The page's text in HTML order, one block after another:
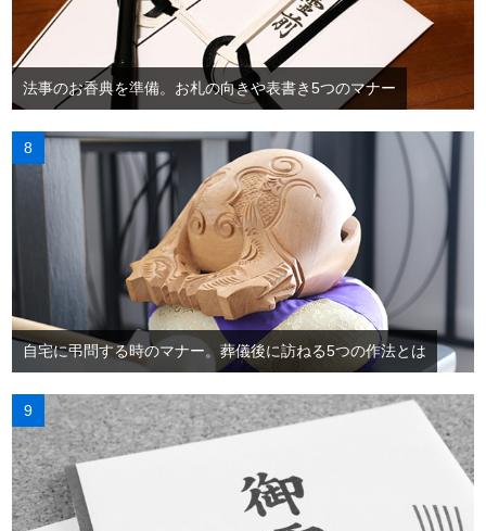
法事のお香典を準備。お札の向きや表書き5つのマナー
自宅に弔問する時のマナー。葬儀後に訪ねる5つの作法とは